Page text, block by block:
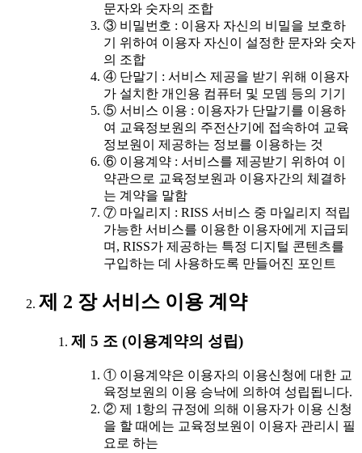
문자와 숫자의 조합
③ 비밀번호 : 이용자 자신의 비밀을 보호하
기 위하여 이용자 자신이 설정한 문자와 숫자
의 조합
④ 단말기 : 서비스 제공을 받기 위해 이용자
가 설치한 개인용 컴퓨터 및 모뎀 등의 기기
⑤ 서비스 이용 : 이용자가 단말기를 이용하
여 교육정보원의 주전산기에 접속하여 교육
정보원이 제공하는 정보를 이용하는 것
⑥ 이용계약 : 서비스를 제공받기 위하여 이
약관으로 교육정보원과 이용자간의 체결하
는 계약을 말함
⑦ 마일리지 : RISS 서비스 중 마일리지 적립
가능한 서비스를 이용한 이용자에게 지급되
며, RISS가 제공하는 특정 디지털 콘텐츠를
구입하는 데 사용하도록 만들어진 포인트
제 2 장 서비스 이용 계약
제 5 조 (이용계약의 성립)
① 이용계약은 이용자의 이용신청에 대한 교
육정보원의 이용 승낙에 의하여 성립됩니다.
② 제 1항의 규정에 의해 이용자가 이용 신청
을 할 때에는 교육정보원이 이용자 관리시 필
요로 하는